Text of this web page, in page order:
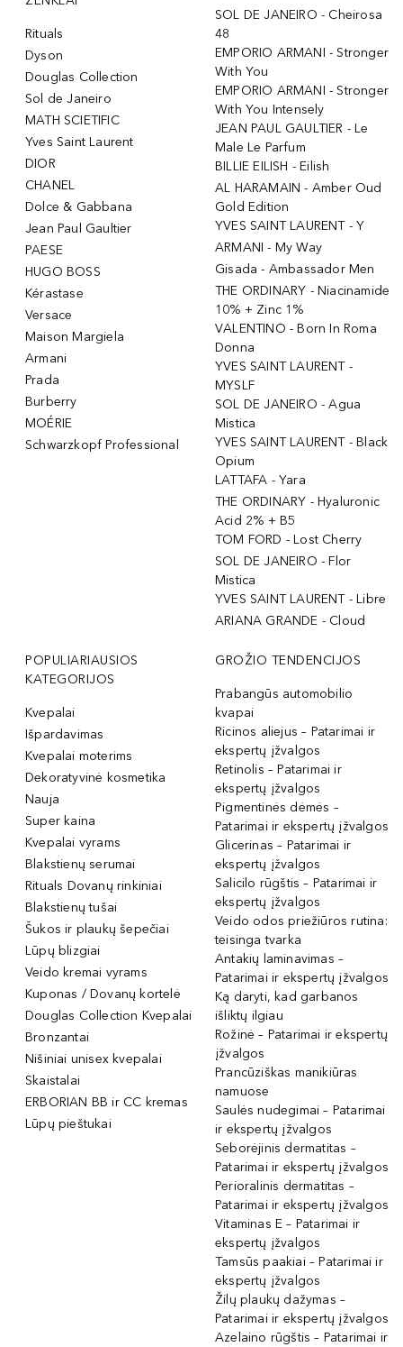
Rituals
Dyson
Douglas Collection
Sol de Janeiro
MATH SCIETIFIC
Yves Saint Laurent
DIOR
CHANEL
Dolce & Gabbana
Jean Paul Gaultier
PAESE
HUGO BOSS
Kérastase
Versace
Maison Margiela
Armani
Prada
Burberry
MOÉRIE
Schwarzkopf Professional
SOL DE JANEIRO - Cheirosa
48
EMPORIO ARMANI - Stronger
With You
EMPORIO ARMANI - Stronger
With You Intensely
JEAN PAUL GAULTIER - Le
Male Le Parfum
BILLIE EILISH - Eilish
AL HARAMAIN - Amber Oud
Gold Edition
YVES SAINT LAURENT - Y
ARMANI - My Way
Gisada - Ambassador Men
THE ORDINARY - Niacinamide
10% + Zinc 1%
VALENTINO - Born In Roma
Donna
YVES SAINT LAURENT -
MYSLF
SOL DE JANEIRO - Agua
Mistica
YVES SAINT LAURENT - Black
Opium
LATTAFA - Yara
THE ORDINARY - Hyaluronic
Acid 2% + B5
TOM FORD - Lost Cherry
SOL DE JANEIRO - Flor
Mistica
YVES SAINT LAURENT - Libre
ARIANA GRANDE - Cloud
POPULIARIAUSIOS
KATEGORIJOS
Kvepalai
Išpardavimas
Kvepalai moterims
Dekoratyvinė kosmetika
Nauja
Super kaina
Kvepalai vyrams
Blakstienų serumai
Rituals Dovanų rinkiniai
Blakstienų tušai
Šukos ir plaukų šepečiai
Lūpų blizgiai
Veido kremai vyrams
Kuponas / Dovanų kortelė
Douglas Collection Kvepalai
Bronzantai
Nišiniai unisex kvepalai
Skaistalai
ERBORIAN BB ir CC kremas
Lūpų pieštukai
GROŽIO TENDENCIJOS
Prabangūs automobilio
kvapai
Ricinos aliejus – Patarimai ir
ekspertų įžvalgos
Retinolis – Patarimai ir
ekspertų įžvalgos
Pigmentinės dėmės –
Patarimai ir ekspertų įžvalgos
Glicerinas – Patarimai ir
ekspertų įžvalgos
Salicilo rūgštis – Patarimai ir
ekspertų įžvalgos
Veido odos priežiūros rutina:
teisinga tvarka
Antakių laminavimas –
Patarimai ir ekspertų įžvalgos
Ką daryti, kad garbanos
išliktų ilgiau
Rožinė – Patarimai ir ekspertų
įžvalgos
Prancūziškas manikiūras
namuose
Saulės nudegimai – Patarimai
ir ekspertų įžvalgos
Seborėjinis dermatitas –
Patarimai ir ekspertų įžvalgos
Perioralinis dermatitas –
Patarimai ir ekspertų įžvalgos
Vitaminas E – Patarimai ir
ekspertų įžvalgos
Tamsūs paakiai – Patarimai ir
ekspertų įžvalgos
Žilų plaukų dažymas –
Patarimai ir ekspertų įžvalgos
Azelaino rūgštis – Patarimai ir